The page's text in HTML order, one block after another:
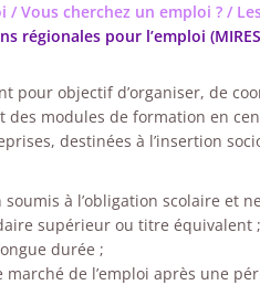
/ Vous cherchez un emploi ? /
régionales pour l’emploi
pour objectif d’organiser, de
des modules de formation en
destinées à l’insertion
à l’obligation scolaire et
supérieur ou titre équivalent ;
durée ;
de l’emploi après une